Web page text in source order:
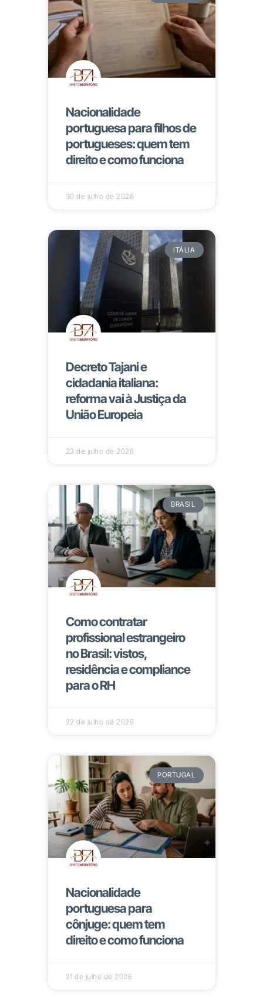
Nacionalidade
portuguesa para filhos de
portugueses: quem tem
direito e como funciona
30 de julho de 2026
ITÁLIA
Decreto Tajani e
cidadania italiana:
reforma vai à Justiça da
União Europeia
23 de julho de 2026
BRASIL
Como contratar
profissional estrangeiro
no Brasil: vistos,
residência e compliance
para o RH
22 de julho de 2026
PORTUGAL
Nacionalidade
portuguesa para
cônjuge: quem tem
direito e como funciona
21 de julho de 2026